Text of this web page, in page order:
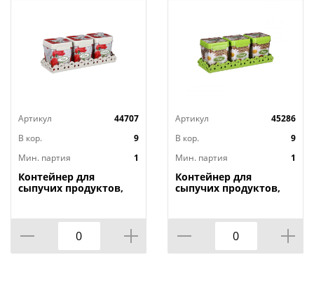
Артикул
44707
В кор.
9
Мин. партия
1
Контейнер для
сыпучих продуктов,
Артикул
45286
В кор.
9
Мин. партия
1
Контейнер для
сыпучих продуктов,
1/9